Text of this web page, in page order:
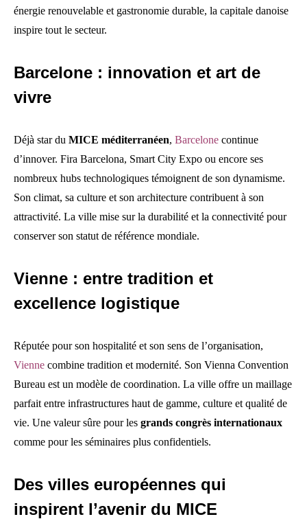
énergie renouvelable et gastronomie durable, la capitale danoise
inspire tout le secteur.
Barcelone : innovation et art de
vivre
Déjà star du MICE méditerranéen, Barcelone continue
d’innover. Fira Barcelona, Smart City Expo ou encore ses
nombreux hubs technologiques témoignent de son dynamisme.
Son climat, sa culture et son architecture contribuent à son
attractivité. La ville mise sur la durabilité et la connectivité pour
conserver son statut de référence mondiale.
Vienne : entre tradition et
excellence logistique
Réputée pour son hospitalité et son sens de l’organisation,
Vienne combine tradition et modernité. Son Vienna Convention
Bureau est un modèle de coordination. La ville offre un maillage
parfait entre infrastructures haut de gamme, culture et qualité de
vie. Une valeur sûre pour les grands congrès internationaux
comme pour les séminaires plus confidentiels.
Des villes européennes qui
inspirent l’avenir du MICE